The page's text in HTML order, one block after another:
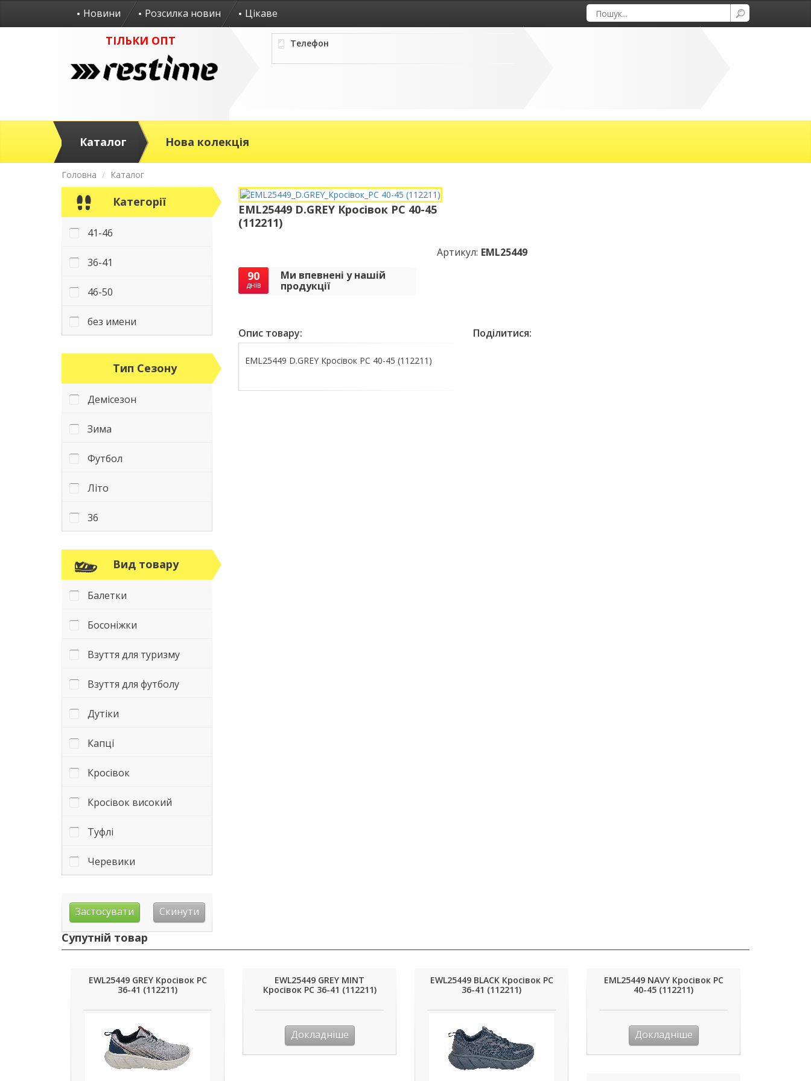
Новини Розсилка новин Цікаве
ТІЛЬКИ ОПТ Телефон
Каталог Нова колекція
Головна Каталог
Категорії
41-46
36-41
46-50
без имени
Тип Сезону
Демісезон
Зима
Футбол
Літо
36
Вид товару
Балетки
Босоніжки
Взуття для туризму
Взуття для футболу
Дутіки
Капці
Кросівок
Кросівок високий
Туфлі
Черевики
EML25449 D.GREY Кросівок PC 40-45
(112211)
90
днів
Ми впевнені у нашій
продукції
Артикул: EML25449
Опис товару:
EML25449 D.GREY Кросівок PC 40-45 (112211)
Поділитися:
Супутній товар
EWL25449 GREY Кросівок PC
36-41 (112211)
EWL25449 GREY MINT
Кросівок PC 36-41 (112211)
Докладніше
EWL25449 BLACK Кросівок PC
36-41 (112211)
EML25449 NAVY Кросівок PC
40-45 (112211)
Докладніше